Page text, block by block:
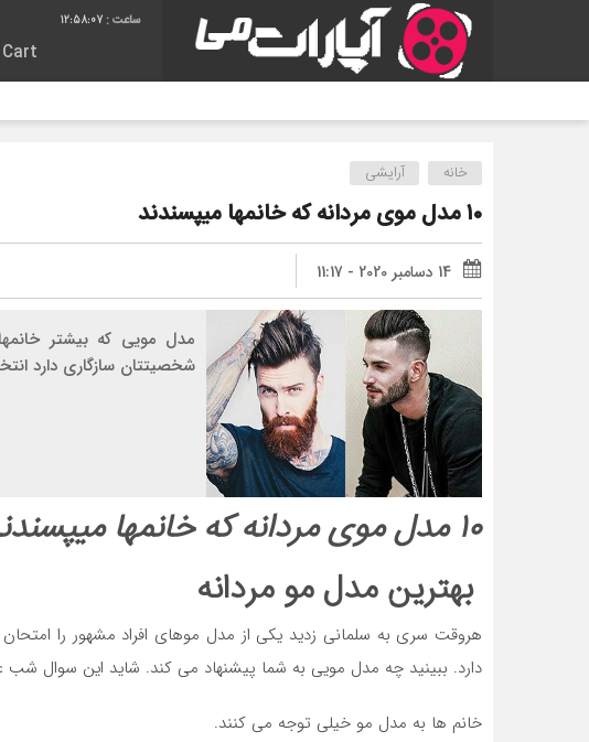
12:58:08
Cart
خانه آرایشی
۱۰ مدل موی مردانه که خانمها میپسندند
14 دسامبر 2020 - 11:17
مدل مویی که بیشتر
شخصیتتان سازگاری دارد
۱۰ مدل موی مردانه که خانمها میپسندند
بهترین مدل مو مردانه
هروقت سری به سلمانی زدید یکی از مدل موهای افراد مشهور را
دارد. ببینید چه مدل مویی به شما پیشنهاد می کند. شاید این سوال شب
خانم ها به مدل مو خیلی توجه می کنند.